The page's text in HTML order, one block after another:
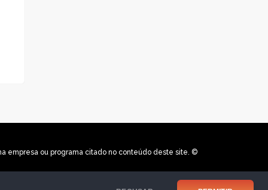
empresa ou programa citado no conteúdo deste site. ©